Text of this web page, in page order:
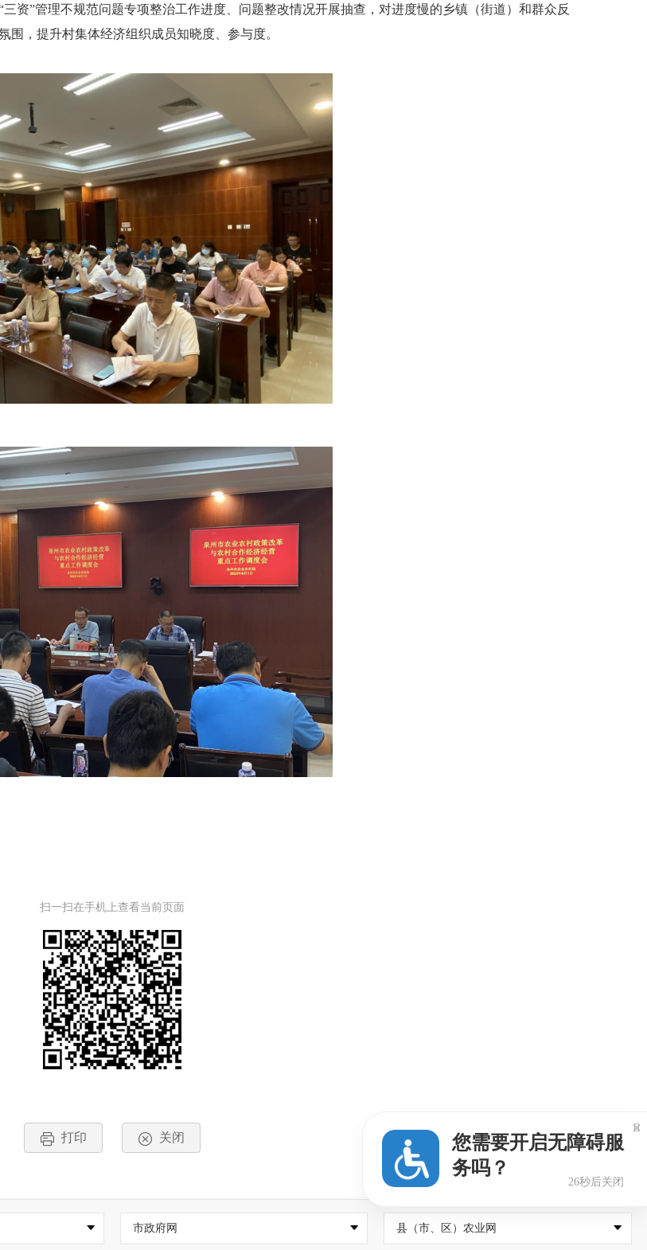
资”管理不规范问题专项整治工作进度、问题整改情况开展抽查，对进度慢的乡镇（街道）和群众反
，提升村集体经济组织成员知晓度、参与度。
扫一扫在手机上查看当前页面
打印 关闭
市政府网 县（市、区）农业网
您需要开启无障碍服
务吗？
25秒后关闭
